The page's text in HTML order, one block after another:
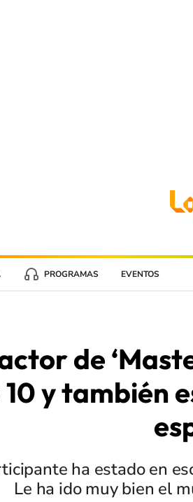
PROGRAMAS EVENTOS
de
y también
ha estado en
Le ha ido muy bien el